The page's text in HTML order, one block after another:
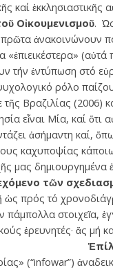
καί ἐκκλησιαστικῆς
Οἰκουμενισμοῦ. Ὡς
ἀνακοινώνουν
(αὐτά
τήν ἐντύπωση στό
ρόλο
Βραζιλίας
εἶναι Μία, καί
ἀσήμαντη καί,
καχυποψίας
μας δημιουργημένα
τῶν
ὡς πρός τό
στοιχεῖα,
ἐρευνητές· ἄς
(“infowar”)